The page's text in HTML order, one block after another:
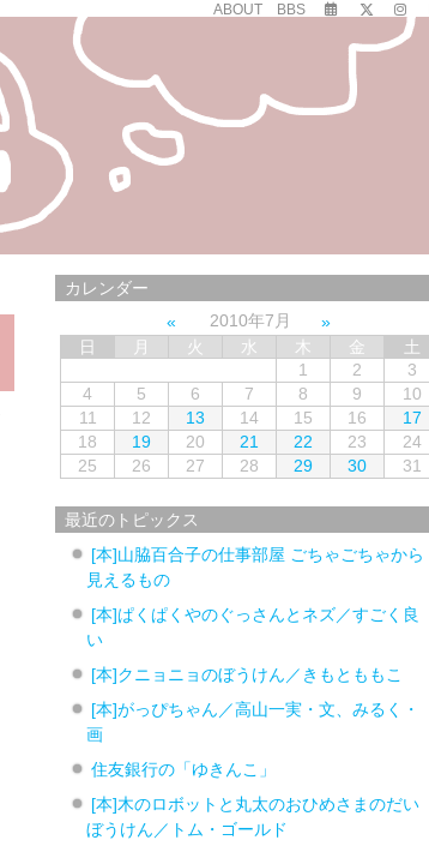
ABOUT BBS
カレンダー
2010年7月
日
月 火 水 木 金
土
1
2
3
4
5 6 7 8 9
10
11
12 13 14 15 16
17
18
19 20 21 22 23
24
25
26 27 28 29 30 31
最近のトピックス
[本]山脇百合子の仕事部屋 ごちゃごちゃから
見えるもの
[本]ぱくぱくやのぐっさんとネズ／すごく良
い
[本]クニョニョのぼうけん／きもとももこ
[本]がっぴちゃん／高山一実・文、みるく・
画
住友銀行の「ゆきんこ」
[本]木のロボットと丸太のおひめさまのだい
ぼうけん／トム・ゴールド